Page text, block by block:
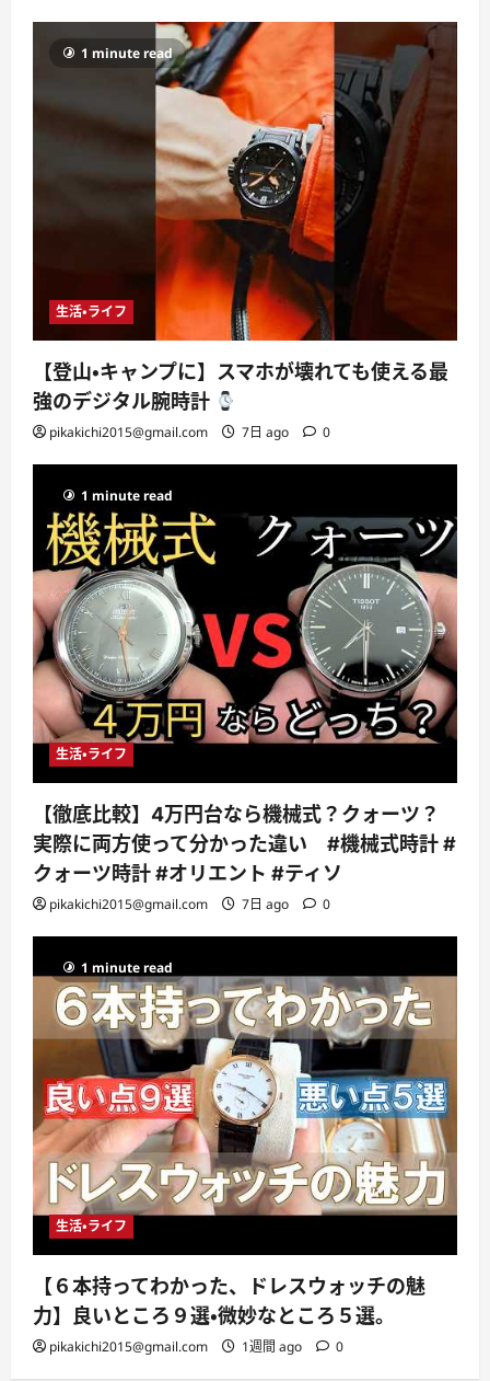
1 minute read
生活・ライフ
【登山・キャンプに】スマホが壊れても使える最
強のデジタル腕時計
pikakichi2015@gmail.com 7日 ago 0
1 minute read
生活・ライフ
【徹底比較】4万円台なら機械式？クォーツ？
実際に両方使って分かった違い #機械式時計 #
クォーツ時計 #オリエント #ティソ
pikakichi2015@gmail.com 7日 ago 0
1 minute read
生活・ライフ
【６本持ってわかった、ドレスウォッチの魅
力】良いところ９選・微妙なところ５選。
pikakichi2015@gmail.com 1週間 ago 0